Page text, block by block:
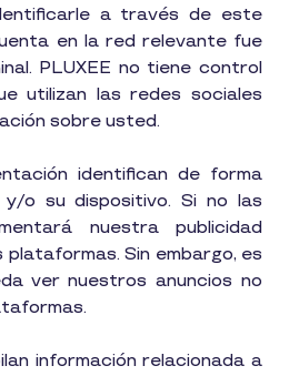
a través de este
en la red relevante fue
PLUXEE no tiene control
utilizan las redes sociales
sobre usted.
identifican de forma
o su dispositivo. Si no las
nuestra publicidad
Sin embargo, es
ver nuestros anuncios no
información relacionada a